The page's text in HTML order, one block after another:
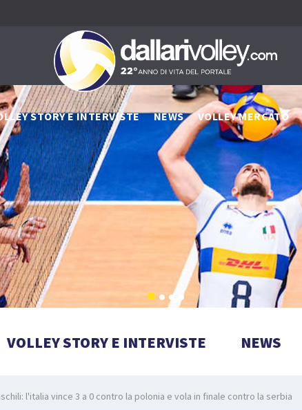
STORY E INTERVISTE NEWS VOLLEY MERCATO
VOLLEY STORY E INTERVISTE NEWS
l'italia vince 3 a 0 contro la polonia e vola in finale contro la serbia